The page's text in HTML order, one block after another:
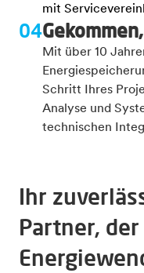
mit
während der
04
Mit über 10
Schritt Ihres
Analyse und
technischen
Ihr
Partner,